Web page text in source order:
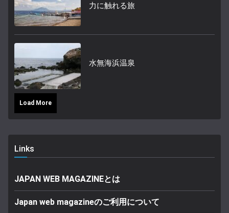
力に触れる旅
水無海浜温泉
Load More
Links
JAPAN WEB MAGAZINEとは
Japan web magazineのご利用について